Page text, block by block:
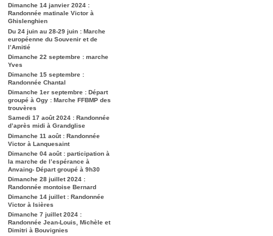
Dimanche 14 janvier 2024 :
Randonnée matinale Victor à
Ghislenghien
Du 24 juin au 28-29 juin : Marche
européenne du Souvenir et de
l’Amitié
Dimanche 22 septembre : marche
Yves
Dimanche 15 septembre :
Randonnée Chantal
Dimanche 1er septembre : Départ
groupé à Ogy : Marche FFBMP des
trouvères
Samedi 17 août 2024 : Randonnée
d’après midi à Grandglise
Dimanche 11 août : Randonnée
Victor à Lanquesaint
Dimanche 04 août : participation à
la marche de l’espérance à
Anvaing- Départ groupé à 9h30
Dimanche 28 juillet 2024 :
Randonnée montoise Bernard
Dimanche 14 juillet : Randonnée
Victor à Isières
Dimanche 7 juillet 2024 :
Randonnée Jean-Louis, Michèle et
Dimitri à Bouvignies